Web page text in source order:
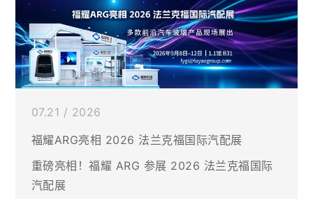
07.21 / 2026
福耀ARG亮相 2026 法兰克福国际汽配展
重磅亮相！福耀 ARG 参展 2026 法兰克福国际
汽配展